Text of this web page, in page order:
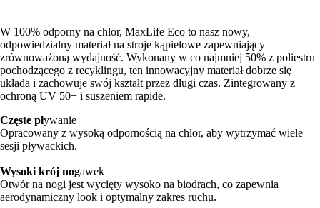
W 100% odporny na chlor, MaxLife Eco to nasz nowy,
odpowiedzialny materiał na stroje kąpielowe zapewniający
zrównoważoną wydajność. Wykonany w co najmniej 50% z poliestru
pochodzącego z recyklingu, ten innowacyjny materiał dobrze się
układa i zachowuje swój kształt przez długi czas. Zintegrowany z
ochroną UV 50+ i suszeniem rapide.
Częste pływanie
Opracowany z wysoką odpornością na chlor, aby wytrzymać wiele
sesji pływackich.
Wysoki krój nogawek
Otwór na nogi jest wycięty wysoko na biodrach, co zapewnia
aerodynamiczny look i optymalny zakres ruchu.